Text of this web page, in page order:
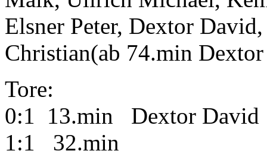
Elsner Peter, Dextor
Christian(ab 74.min
Tore:
0:1 13.min Dextor David
1:1 32.min